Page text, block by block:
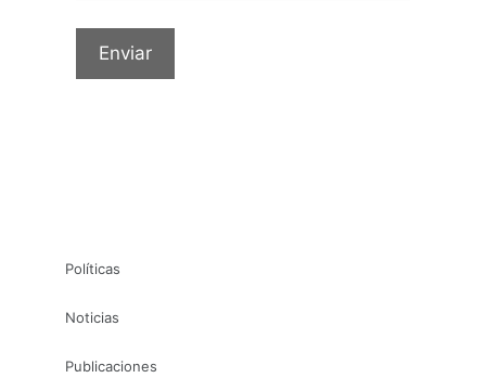
Políticas
Noticias
Publicaciones